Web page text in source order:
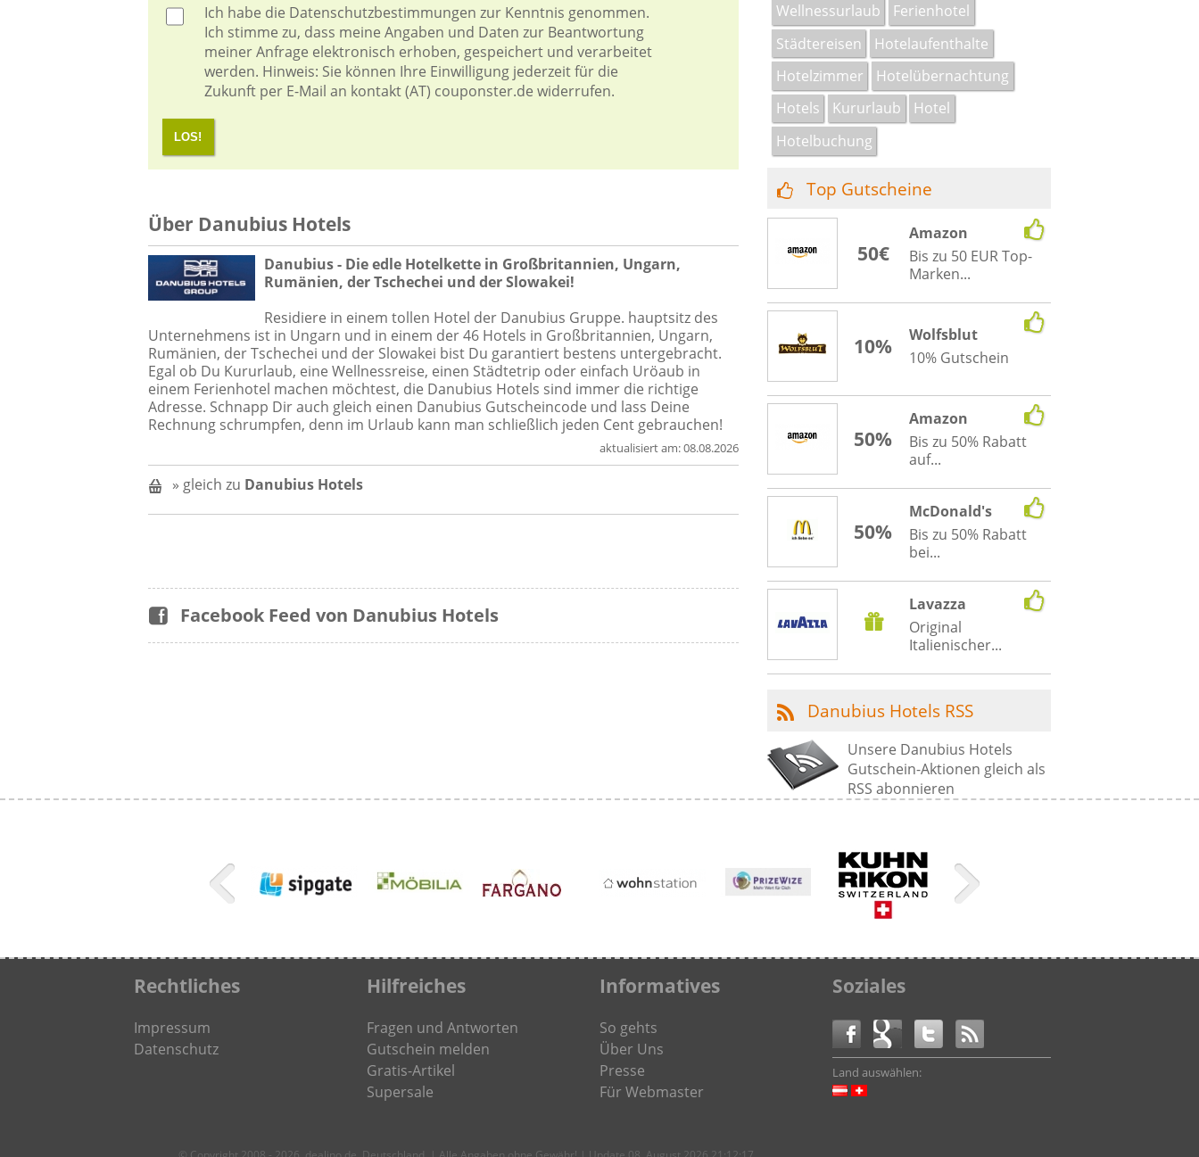
Ich habe die Datenschutzbestimmungen zur Kenntnis genommen.
Ich stimme zu, dass meine Angaben und Daten zur Beantwortung
meiner Anfrage elektronisch erhoben, gespeichert und verarbeitet
werden. Hinweis: Sie können Ihre Einwilligung jederzeit für die
Zukunft per E-Mail an kontakt (AT) couponster.de widerrufen.
LOS!
Über Danubius Hotels
Danubius - Die edle Hotelkette in Großbritannien, Ungarn,
Rumänien, der Tschechei und der Slowakei!
Residiere in einem tollen Hotel der Danubius Gruppe. hauptsitz des
Unternehmens ist in Ungarn und in einem der 46 Hotels in Großbritannien, Ungarn,
Rumänien, der Tschechei und der Slowakei bist Du garantiert bestens untergebracht.
Egal ob Du Kururlaub, eine Wellnessreise, einen Städtetrip oder einfach Uröaub in
einem Ferienhotel machen möchtest, die Danubius Hotels sind immer die richtige
Adresse. Schnapp Dir auch gleich einen Danubius Gutscheincode und lass Deine
Rechnung schrumpfen, denn im Urlaub kann man schließlich jeden Cent gebrauchen!
aktualisiert am:08.08.2026
» gleich zu Danubius Hotels
Facebook Feed von Danubius Hotels
Wellnessurlaub
Ferienhotel
Städtereisen
Hotelaufenthalte
Hotelzimmer
Hotelübernachtung
Hotels
Kururlaub
Hotel
Hotelbuchung
Top Gutscheine
50€
Amazon
Bis zu 50 EUR Top-
Marken...
10%
Wolfsblut
10% Gutschein
50%
Amazon
Bis zu 50% Rabatt
auf...
50%
McDonald's
Bis zu 50% Rabatt
bei...
Lavazza
Original
Italienischer...
Danubius Hotels RSS
Unsere Danubius Hotels
Gutschein-Aktionen gleich als
RSS abonnieren
Rechtliches
Impressum
Datenschutz
Hilfreiches
Fragen und Antworten
Gutschein melden
Gratis-Artikel
Supersale
Informatives
So gehts
Über Uns
Presse
Für Webmaster
Soziales
Land auswählen: